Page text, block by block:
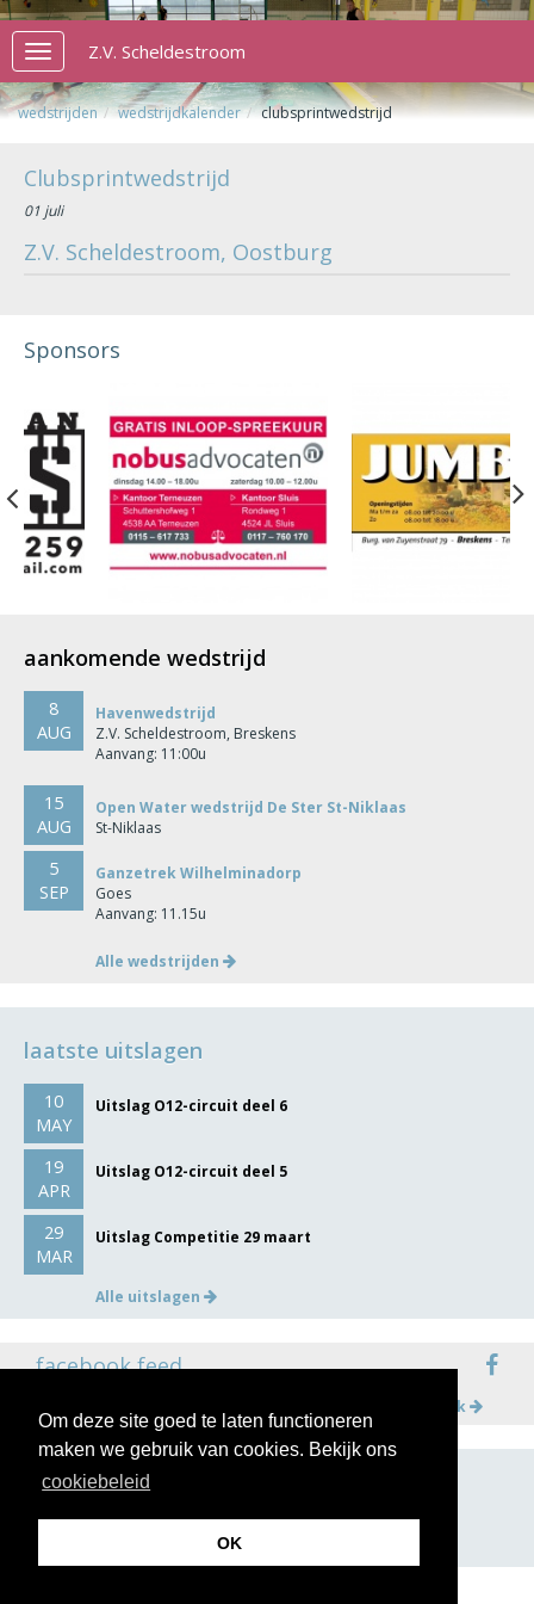
Om deze site goed te laten functioneren
maken we gebruik van cookies. Bekijk ons
cookiebeleid
OK
Toggle
navigation
Z.V. Scheldestroom
wedstrijden wedstrijdkalender clubsprintwedstrijd
Clubsprintwedstrijd
01 juli
Z.V. Scheldestroom, Oostburg
Sponsors
Previous
aankomende wedstrijd
8
AUG
Havenwedstrijd
Z.V. Scheldestroom, Breskens
Aanvang: 11:00u
15
AUG
Open Water wedstrijd De Ster St-Niklaas
St-Niklaas
5
SEP
Ganzetrek Wilhelminadorp
Goes
Aanvang: 11.15u
Alle wedstrijden
laatste uitslagen
10
MAY
Uitslag O12-circuit deel 6
19
APR
Uitslag O12-circuit deel 5
29
MAR
Uitslag Competitie 29 maart
Alle uitslagen
facebook feed
Meer op facebook
volg ons op